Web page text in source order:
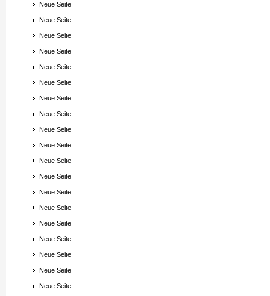
Neue Seite
Neue Seite
Neue Seite
Neue Seite
Neue Seite
Neue Seite
Neue Seite
Neue Seite
Neue Seite
Neue Seite
Neue Seite
Neue Seite
Neue Seite
Neue Seite
Neue Seite
Neue Seite
Neue Seite
Neue Seite
Neue Seite